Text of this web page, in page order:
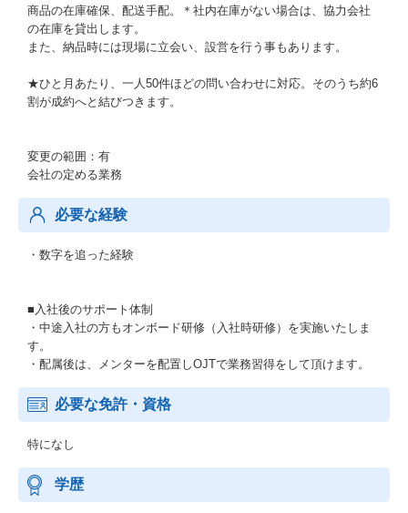
商品の在庫確保、配送手配。＊社内在庫がない場合は、協力会社
の在庫を貸出します。
また、納品時には現場に立会い、設営を行う事もあります。
★ひと月あたり、一人50件ほどの問い合わせに対応。そのうち約6
割が成約へと結びつきます。
変更の範囲：有
会社の定める業務
必要な経験
・数字を追った経験
■入社後のサポート体制
・中途入社の方もオンボード研修（入社時研修）を実施いたしま
す。
・配属後は、メンターを配置しOJTで業務習得をして頂けます。
必要な免許・資格
特になし
学歴